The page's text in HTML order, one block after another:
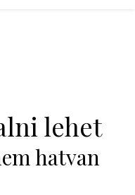
lehet
hatvan